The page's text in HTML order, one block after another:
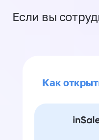
Если вы
Как